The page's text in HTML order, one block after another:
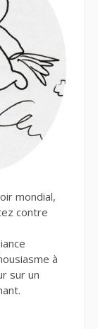
mondial,
contre
à
sur un